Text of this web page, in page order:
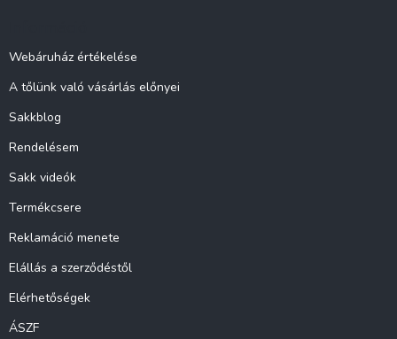
Webáruház értékelése
A tőlünk való vásárlás előnyei
Sakkblog
Rendelésem
Sakk videók
Termékcsere
Reklamáció menete
Elállás a szerződéstől
Elérhetőségek
ÁSZF